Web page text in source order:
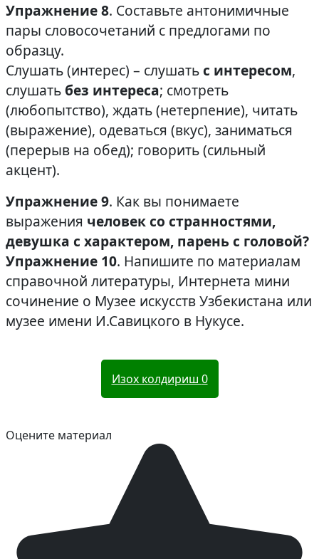
Упражнение 8. Составьте антонимичные
пары словосочетаний с предлогами по
образцу.
Слушать (интерес) – слушатьс интересом,
слушатьбез интереса; смотреть
(любопытство), ждать (нетерпение), читать
(выражение), одеваться (вкус), заниматься
(перерыв на обед); говорить (сильный
акцент).
Упражнение 9. Как вы понимаете
выражения человек со странностями,
девушка с характером, парень с головой?
Упражнение 10. Напишите по материалам
справочной литературы, Интернета мини
сочинение о Музее искусств Узбекистана или
музее имени И.Савицкого в Нукусе.
Изох колдириш 0
Оцените материал